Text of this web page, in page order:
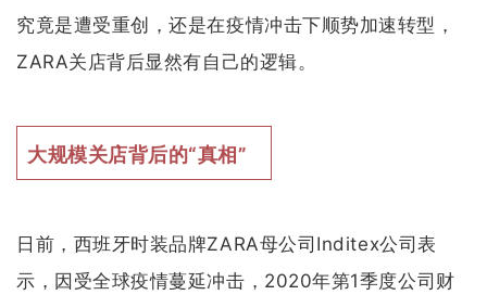
究竟是遭受重创，还是在疫情冲击下顺势加速转型，
ZARA关店背后显然有自己的逻辑。
大规模关店背后的“真相”
日前，西班牙时装品牌ZARA母公司Inditex公司表
示，因受全球疫情蔓延冲击，2020年第1季度公司财